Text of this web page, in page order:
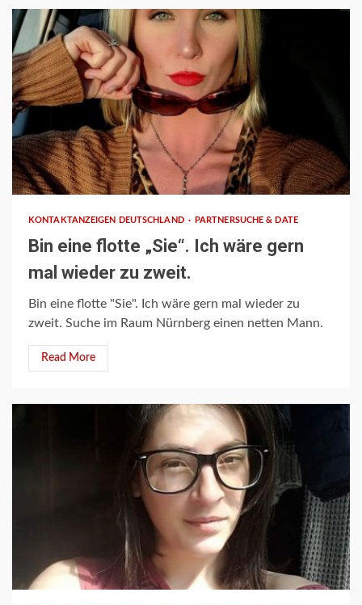
1 min read
KONTAKTANZEIGEN DEUTSCHLAND PARTNERSUCHE & DATE
Bin eine flotte „Sie“. Ich wäre gern
mal wieder zu zweit.
Bin eine flotte "Sie". Ich wäre gern mal wieder zu
zweit. Suche im Raum Nürnberg einen netten Mann.
Read More
1 min read